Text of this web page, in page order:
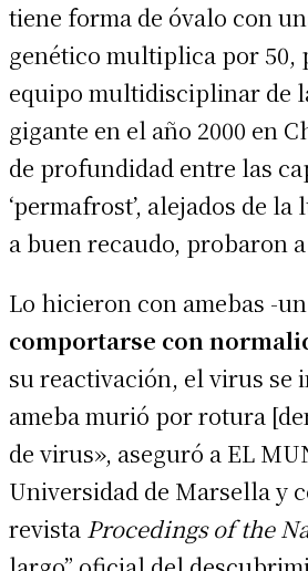
tiene forma de óvalo con
genético multiplica por 50,
equipo multidisciplinar de
gigante en el año 2000 en
de profundidad entre las
‘permafrost’, alejados de
a buen recaudo, probaron
Lo hicieron con amebas -
comportarse con
su reactivación, el virus se
ameba murió por rotura
de virus», aseguró a EL
Universidad de Marsella y
revista Procedings of the